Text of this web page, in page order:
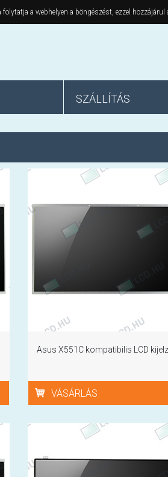
a webhelyen a böngészést, ezzel
SZÁLLÍTÁS
Asus X551C kompatibilis LCD
VÁSÁRLÁS